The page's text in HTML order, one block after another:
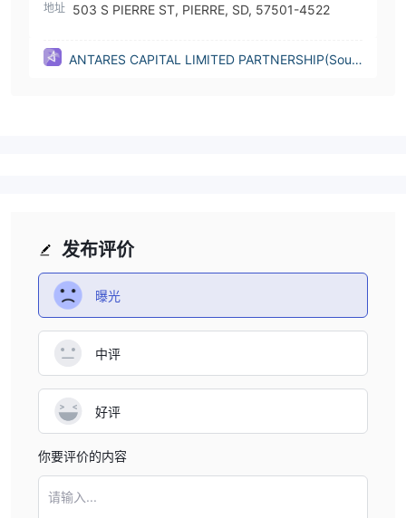
地址 503 S PIERRE ST, PIERRE, SD, 57501-4522
ANTARES CAPITAL LIMITED PARTNERSHIP(Sout
发布评价
曝光
中评
好评
你要评价的内容
请输入...